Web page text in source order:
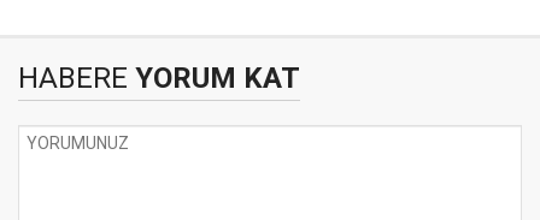
HABERE YORUM KAT